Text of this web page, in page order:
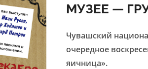
МУЗЕЕ —
Чувашский
очередное
яичница».